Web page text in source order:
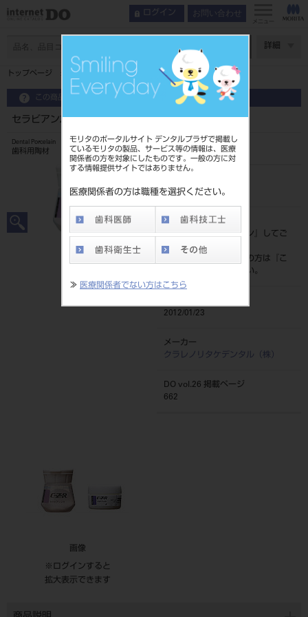
モリタのポータルサイト デンタルプラザで掲載し
ているモリタの製品、サービス等の情報は、医療
関係者の方を対象にしたものです。一般の方に対
する情報提供サイトではありません。
医療関係者の方は職種を選択ください。
≫ 医療関係者でない方はこちら
ログイン お問い合わせ
メニュー
詳細
トップページ セラビアンZR グレーズ 10g
この商品に関するお問い合わせ
セラビアンZR グレーズ 10g
Dental Porcelain
歯科用陶材
202280630
標準価格
ログイン
』してご
覧ください。
ネット会員登録がまだの方は『
こ
』より登録ください。
2012/01/23
メーカー
クラレノリタケデンタル（株）
DO vol.26 掲載ページ
662
画像
※ログインすると
拡大表示できます